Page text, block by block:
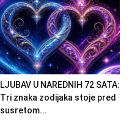
LJUBAV U NAREDNIH 72 SATA:
Tri znaka zodijaka stoje pred
susretom...